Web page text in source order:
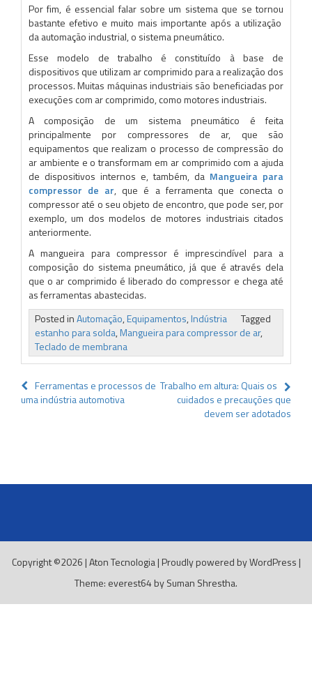
Por fim, é essencial falar sobre um sistema que se tornou
bastante efetivo e muito mais importante após a utilização
da automação industrial, o sistema pneumático.
Esse modelo de trabalho é constituído à base de
dispositivos que utilizam ar comprimido para a realização dos
processos. Muitas máquinas industriais são beneficiadas por
execuções com ar comprimido, como motores industriais.
A composição de um sistema pneumático é feita
principalmente por compressores de ar, que são
equipamentos que realizam o processo de compressão do
ar ambiente e o transformam em ar comprimido com a ajuda
de dispositivos internos e, também, da Mangueira para
compressor de ar, que é a ferramenta que conecta o
compressor até o seu objeto de encontro, que pode ser, por
exemplo, um dos modelos de motores industriais citados
anteriormente.
A mangueira para compressor é imprescindível para a
composição do sistema pneumático, já que é através dela
que o ar comprimido é liberado do compressor e chega até
as ferramentas abastecidas.
Posted inAutomação,Equipamentos,Indústria
Tagged
estanho para solda,Mangueira para compressor de ar,
Teclado de membrana
Navegação
de
Ferramentas e processos de
uma indústria automotiva
Trabalho em altura: Quais os
cuidados e precauções que
devem ser adotados
Copyright ©2026 |Aton Tecnologia | Proudly powered by WordPress |
Theme: everest64 bySuman Shrestha.